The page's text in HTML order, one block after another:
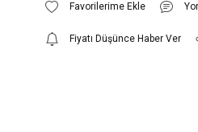
Fiyatı Düşünce Haber Ver